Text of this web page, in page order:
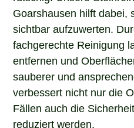
Goarshausen hilft dabei,
sichtbar aufzuwerten.
fachgerechte Reinigung
entfernen und
sauberer und
verbessert nicht nur die
Fällen auch die
reduziert werden.